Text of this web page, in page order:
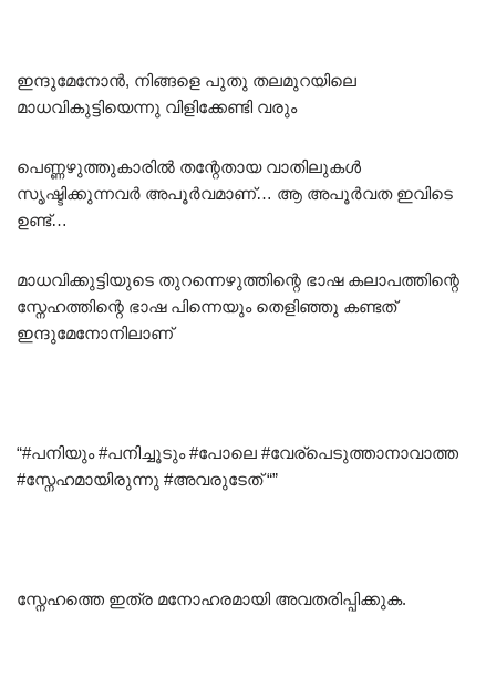
ഇന്ദുമേനോൻ, നിങ്ങളെ പുതു തലമുറയിലെ
മാധവികുട്ടിയെന്നു വിളിക്കേണ്ടി വരും
പെണ്ണഴുത്തുകാരിൽ തന്റേതായ വാതിലുകൾ
സൃഷ്ടിക്കുന്നവർ അപൂർവമാണ്… ആ അപൂർവത ഇവിടെ
ഉണ്ട്…
മാധവിക്കുട്ടിയുടെ തുറന്നെഴുത്തിന്റെ ഭാഷ കലാപത്തിന്റെ
സ്നേഹത്തിന്റെ ഭാഷ പിന്നെയും തെളിഞ്ഞു കണ്ടത്
ഇന്ദുമേനോനിലാണ്
“#പനിയും #പനിച്ചൂടും #പോലെ #വേര്പെടുത്താനാവാത്ത
#സ്നേഹമായിരുന്നു #അവരുടേത് “”
സ്നേഹത്തെ ഇത്ര മനോഹരമായി അവതരിപ്പിക്കുക.